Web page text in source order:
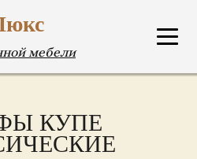
мебели
КУПЕ